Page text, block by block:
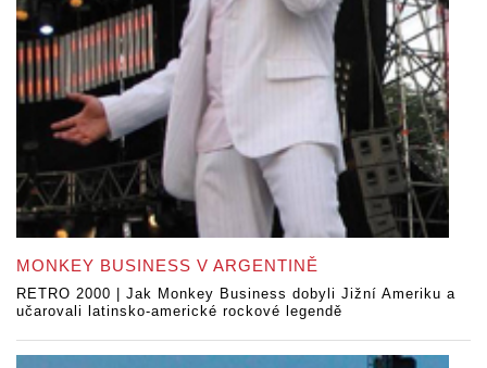
MONKEY BUSINESS V ARGENTINĚ
RETRO 2000 | Jak Monkey Business dobyli Jižní Ameriku a
učarovali latinsko-americké rockové legendě